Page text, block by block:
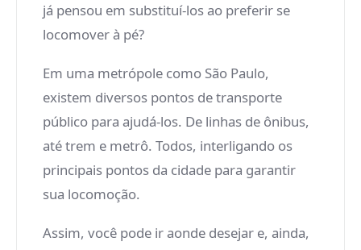
já pensou em substituí-los ao preferir se
locomover à pé?
Em uma metrópole como São Paulo,
existem diversos pontos de transporte
público para ajudá-los. De linhas de ônibus,
até trem e metrô. Todos, interligando os
principais pontos da cidade para garantir
sua locomoção.
Assim, você pode ir aonde desejar e, ainda,